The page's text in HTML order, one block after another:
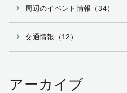
周辺のイベント情報（34）
交通情報（12）
アーカイブ